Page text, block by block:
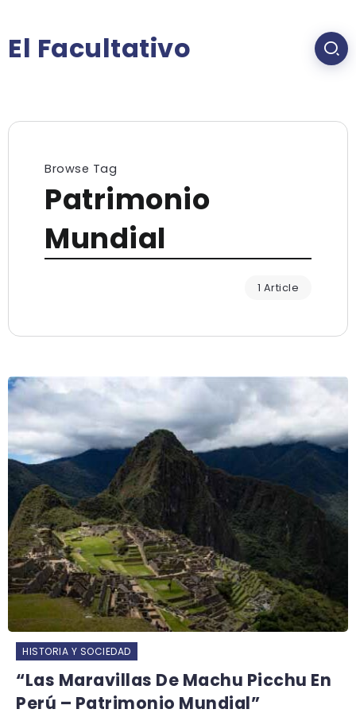
El Facultativo
Browse Tag
Patrimonio
Mundial
1 Article
HISTORIA Y SOCIEDAD
“Las Maravillas De Machu Picchu En
Perú – Patrimonio Mundial”